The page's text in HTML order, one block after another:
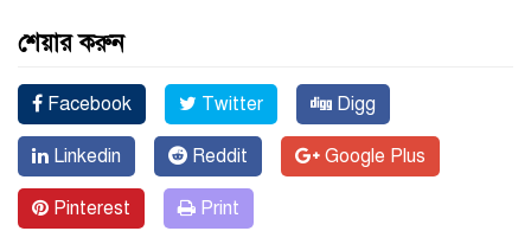
শেয়ার করুন
Facebook Twitter Digg
Linkedin Reddit Google Plus
Pinterest Print